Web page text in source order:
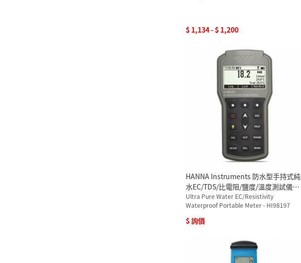
$ 1,134 - $ 1,200
HANNA Instruments 防水型手持式純
水EC/TDS/比電阻/鹽度/溫度測試儀
HI98197
Ultra Pure Water EC/Resistivity
Waterproof Portable Meter - HI98197
$ 詢價